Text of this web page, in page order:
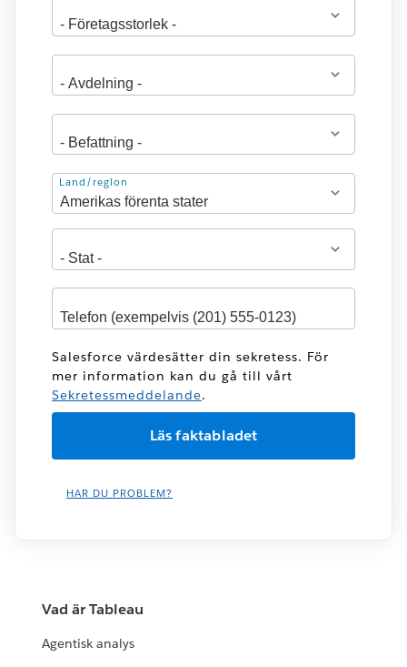
Adress
Land/region
Salesforce värdesätter din sekretess. För
mer information kan du gå till vårt
Sekretessmeddelande.
HAR DU PROBLEM?
Vad är Tableau
Agentisk analys